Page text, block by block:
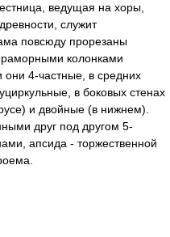
ведущая на хоры,
служит
повсюду прорезаны
колонками
4-частные, в средних
в боковых стенах
и двойные (в нижнем).
друг под другом 5-
апсида - торжественной